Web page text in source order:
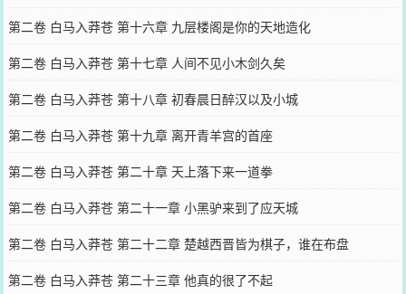
第二卷 白马入莽苍 第十六章 九层楼阁是你的天地造化
第二卷 白马入莽苍 第十七章 人间不见小木剑久矣
第二卷 白马入莽苍 第十八章 初春晨日醉汉以及小城
第二卷 白马入莽苍 第十九章 离开青羊宫的首座
第二卷 白马入莽苍 第二十章 天上落下来一道拳
第二卷 白马入莽苍 第二十一章 小黑驴来到了应天城
第二卷 白马入莽苍 第二十二章 楚越西晋皆为棋子，谁在布盘
第二卷 白马入莽苍 第二十三章 他真的很了不起